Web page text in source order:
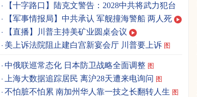
【十字路口】陆克文警告：2028中共将武力犯台
【军事情报局】中共承认 军舰撞海警船 两人死
【直播】川普主持美矿业圆桌会议
美上诉法院阻止建白宫新宴会厅 川普要上诉 图
中俄联巡常态化 日本防卫战略全面调整 图
上海大数据追踪居民 离沪28天遭来电询问 图
不怕脏不怕累 南加州华人靠一技之长翻转人生 图